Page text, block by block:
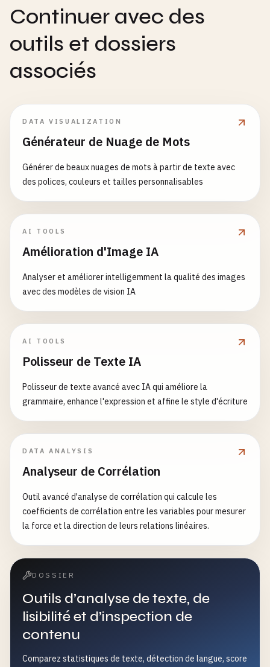
Continuer avec des
outils et dossiers
associés
DATA VISUALIZATION
Générateur de Nuage de Mots
Générer de beaux nuages de mots à partir de texte avec
des polices, couleurs et tailles personnalisables
AI TOOLS
Amélioration d'Image IA
Analyser et améliorer intelligemment la qualité des images
avec des modèles de vision IA
AI TOOLS
Polisseur de Texte IA
Polisseur de texte avancé avec IA qui améliore la
grammaire, enhance l'expression et affine le style d'écriture
DATA ANALYSIS
Analyseur de Corrélation
Outil avancé d'analyse de corrélation qui calcule les
coefficients de corrélation entre les variables pour mesurer
la force et la direction de leurs relations linéaires.
DOSSIER
Outils d’analyse de texte, de
lisibilité et d’inspection de
contenu
Comparez statistiques de texte, détection de langue, score